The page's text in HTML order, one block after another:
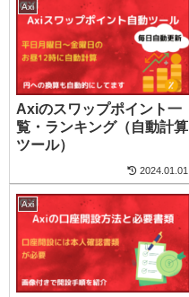
Axi
Axiのスワップポイント一
覧・ランキング（自動計算
ツール）
2024.01.01
Axi